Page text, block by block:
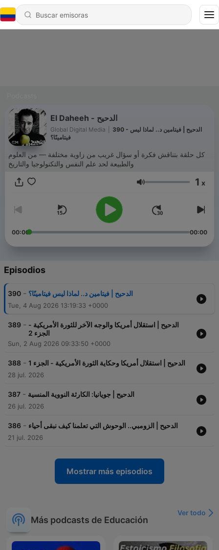
El Daheeh - الدحيح
Global Digital Media
390 - الدحيح | فيتامين د.. لماذا ليس
فيتامينًا؟
كل حلقة بتناقش فكرة أو سؤال غريب من زاوية مختلفة — من العلوم
والطبيعة لحد علم النفس والتكنولوجيا والتاريخ
Volumen 1 x
00:00 00:00
Episodios
390 - الدحيح | فيتامين د.. لماذا ليس فيتامينًا؟
Tue, 4 Aug 2026 13:19:33 +0000
389 - الدحيح | استقلال أمريكا والوجه الآخر للثورة الأمريكية -
الجزء 2
Sun, 2 Aug 2026 09:33:50 +0000
388 - الدحيح | استقلال أمريكا وحكاية الثورة الأمريكية - الجزء 1
28 jul. 2026
387 - الدحيح | جويانيا: الكارثة النووية المنسية
26 jul. 2026
386 - الدحيح | الزومبي.. الوحوش التي تعلمنا كيف نبقى أحياء
21 jul. 2026
Mostrar más episodios
Más podcasts de Educación
Ver todo